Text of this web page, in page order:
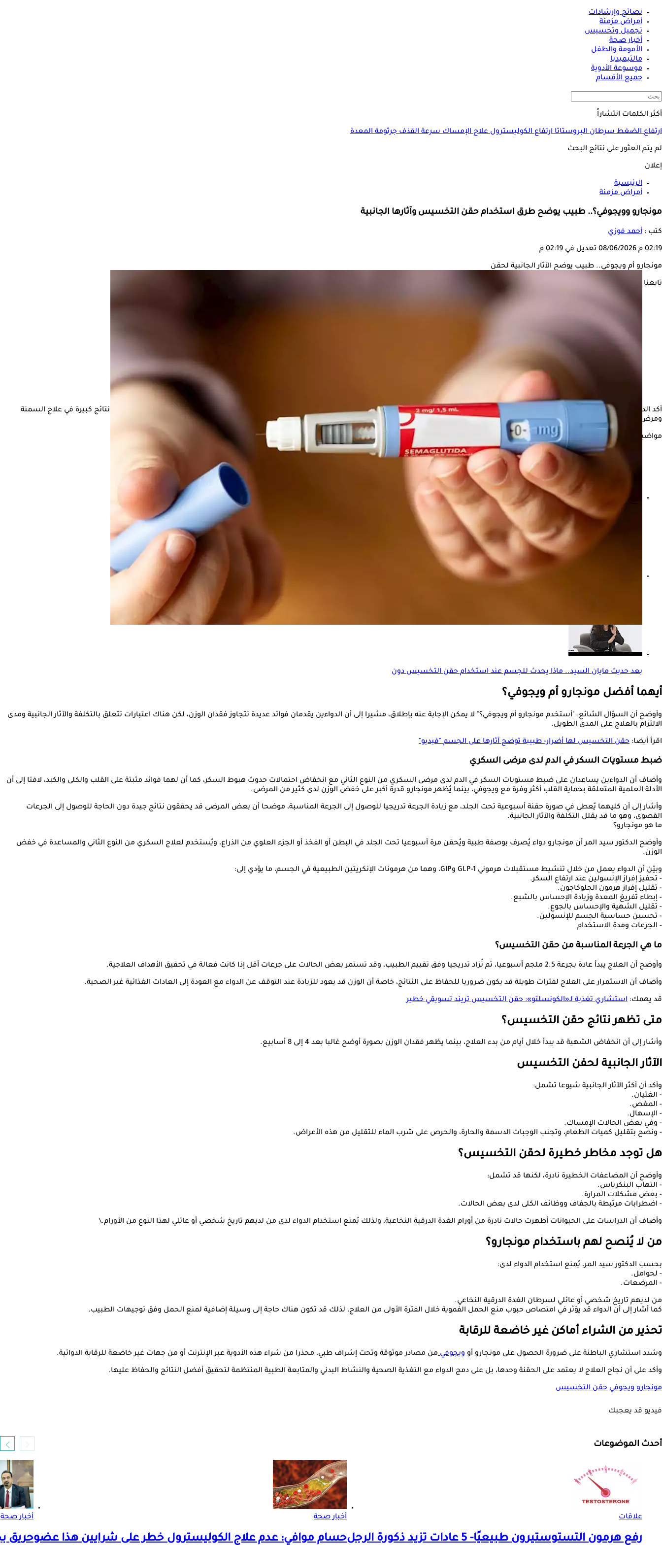
نصائح وإرشادات
أمراض مزمنة
تجميل وتخسيس
أخبار صحة
الأمومة والطفل
مالتيميديا
موسوعة الأدوية
جميع الأقسام
أكثر الكلمات انتشاراً
ارتفاع الضغطسرطان البروستاتاارتفاع الكوليسترولعلاج الإمساكسرعة القذفجرثومة المعدة
لم يتم العثور على نتائج البحث
إعلان
الرئيسية
أمراض مزمنة
مونجارو وويجوفي؟.. طبيب يوضح طرق استخدام حقن التخسيس وآثارها الجانبية
كتب : أحمد فوزي
02:19 م 08/06/2026 تعديل في 02:19 م
مونجارو أم ويجوفي.. طبيب يوضح الآثار الجانبية لحقن
تابعنا على
أكد الدكتور سيد المر، استشاري أمراض الباطنة، أن أدوية إنقاص الوزن الحديثة مثلمونجارووويجوفي ليست بديلة عن النظام الغذائي الصحي والنشاط البدني، رغم أنها حققت نتائج كبيرة في علاج السمنة
ومرض السكري من النوع الثاني، كما أن استخدامها يحتاج إلى متابعة طبية مستمرة.
مواضيع ذات صلة
حسب النوع- خبير تغذية يوضح طريقة عمل حقن التخسيس "فيديو"
بعد حديث مايان السيد.. ماذا يحدث للجسم عند استخدام حقن التخسيس دون
أيهما أفضل مونجارو أم ويجوفي؟
وأوضح أن السؤال الشائع: "أستخدم مونجارو أم ويجوفي؟" لا يمكن الإجابة عنه بإطلاق، مشيرا إلى أن الدواءين يقدمان فوائد عديدة تتجاوز فقدان الوزن، لكن هناك اعتبارات تتعلق بالتكلفة والآثار الجانبية ومدى
الالتزام بالعلاج على المدى الطويل.
اقرأ أيضا: حقن التخسيس لها أضرار- طبيبة توضح آثارها على الجسم "فيديو"
ضبط مستويات السكر في الدم لدى مرضى السكري
وأضاف أن الدواءين يساعدان على ضبط مستويات السكر في الدم لدى مرضى السكري من النوع الثاني مع انخفاض احتمالات حدوث هبوط السكر، كما أن لهما فوائد مثبتة على القلب والكلى والكبد، لافتا إلى أن
الأدلة العلمية المتعلقة بحماية القلب أكثر وفرة مع ويجوفي، بينما يُظهر مونجارو قدرة أكبر على خفض الوزن لدى كثير من المرضى.
وأشار إلى أن كليهما يُعطى في صورة حقنة أسبوعية تحت الجلد، مع زيادة الجرعة تدريجيا للوصول إلى الجرعة المناسبة، موضحا أن بعض المرضى قد يحققون نتائج جيدة دون الحاجة للوصول إلى الجرعات
القصوى، وهو ما قد يقلل التكلفة والآثار الجانبية.
ما هو مونجارو؟
وأوضح الدكتور سيد المر أن مونجارو دواء يُصرف بوصفة طبية ويُحقن مرة أسبوعيا تحت الجلد في البطن أو الفخذ أو الجزء العلوي من الذراع، ويُستخدم لعلاج السكري من النوع الثاني والمساعدة في خفض
الوزن.
وبيّن أن الدواء يعمل من خلال تنشيط مستقبلات هرموني GLP-1 وGIP، وهما من هرمونات الإنكريتين الطبيعية في الجسم، ما يؤدي إلى:
- تحفيز إفراز الإنسولين عند ارتفاع السكر.
- تقليل إفراز هرمون الجلوكاجون.
- إبطاء تفريغ المعدة وزيادة الإحساس بالشبع.
- تقليل الشهية والإحساس بالجوع.
- تحسين حساسية الجسم للإنسولين.
- الجرعات ومدة الاستخدام
ما هي الجرعة المناسبة من حقن التخسيس؟
وأوضح أن العلاج يبدأ عادة بجرعة 2.5 ملجم أسبوعيا، ثم تُزاد تدريجيا وفق تقييم الطبيب، وقد تستمر بعض الحالات على جرعات أقل إذا كانت فعالة في تحقيق الأهداف العلاجية.
وأضاف أن الاستمرار على العلاج لفترات طويلة قد يكون ضروريا للحفاظ على النتائج، خاصة أن الوزن قد يعود للزيادة عند التوقف عن الدواء مع العودة إلى العادات الغذائية غير الصحية.
قد يهمك: استشاري تغذية لـ«الكونسلتو»: حقن التخسيس تريند تسويقي خطير
متى تظهر نتائج حقن التخسيس؟
وأشار إلى أن انخفاض الشهية قد يبدأ خلال أيام من بدء العلاج، بينما يظهر فقدان الوزن بصورة أوضح غالبا بعد 4 إلى 8 أسابيع.
الآثار الجانبية لحفن التخسيس
وأكد أن أكثر الآثار الجانبية شيوعا تشمل:
- الغثيان.
- المغص.
- الإسهال.
- وفي بعض الحالات الإمساك.
- ونصح بتقليل كميات الطعام، وتجنب الوجبات الدسمة والحارة، والحرص على شرب الماء للتقليل من هذه الأعراض.
هل توجد مخاطر خطيرة لحقن التخسيس؟
وأوضح أن المضاعفات الخطيرة نادرة، لكنها قد تشمل:
- التهاب البنكرياس.
- بعض مشكلات المرارة.
- اضطرابات مرتبطة بالجفاف ووظائف الكلى لدى بعض الحالات.
وأضاف أن الدراسات على الحيوانات أظهرت حالات نادرة من أورام الغدة الدرقية النخاعية، ولذلك يُمنع استخدام الدواء لدى من لديهم تاريخ شخصي أو عائلي لهذا النوع من الأورام.\
من لا يُنصح لهم باستخدام مونجارو؟
بحسب الدكتور سيد المر، يُمنع استخدام الدواء لدى:
- لحوامل.
- المرضعات.
من لديهم تاريخ شخصي أو عائلي لسرطان الغدة الدرقية النخاعي.
كما أشار إلى أن الدواء قد يؤثر في امتصاص حبوب منع الحمل الفموية خلال الفترة الأولى من العلاج، لذلك قد تكون هناك حاجة إلى وسيلة إضافية لمنع الحمل وفق توجيهات الطبيب.
تحذير من الشراء أماكن غير خاضعة للرقابة
وشدد استشاري الباطنة على ضرورة الحصول على مونجارو أو ويجوفيمن مصادر موثوقة وتحت إشراف طبي، محذرا من شراء هذه الأدوية عبر الإنترنت أو من جهات غير خاضعة للرقابة الدوائية.
وأكد على أن نجاح العلاج لا يعتمد على الحقنة وحدها، بل على دمج الدواء مع التغذية الصحية والنشاط البدني والمتابعة الطبية المنتظمة لتحقيق أفضل النتائج والحفاظ عليها.
مونجارو ويجوفي حقن التخسيس
فيديو قد يعجبك
أحدث الموضوعات
علاقات
رفع هرمون التستوستيرون طبيعيًا- 5 عادات تزيد ذكورة الرجل
أخبار صحة
حسام موافي: عدم علاج الكوليسترول خطر على شرايين هذا عضو
أخبار صحة
حريق